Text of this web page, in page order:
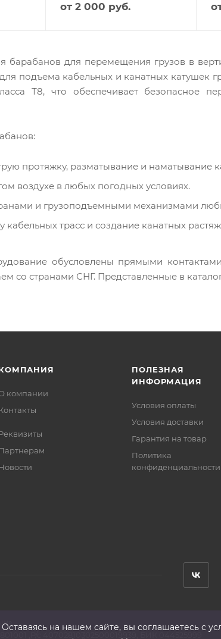
от 2 000 руб.
барабанов для перемещения грузов в
подъема кабельных и канатных катушек
Т8, что обеспечивает безопасное
протяжку, разматывание и наматывание
воздухе в любых погодных условиях.
и грузоподъемными механизмами
кабельных трасс и создание канатных
обусловлены прямыми
со странами СНГ. Представленные в
компании
ПОЛЕЗНАЯ
ИНФОРМАЦИЯ
Условия оплаты
Условия доставки
Гарантия на товар
Политика
конфиденциальности
,Р/с 40702810302500019939, БИК 044525999
на нашем сайте, вы соглашаетесь с